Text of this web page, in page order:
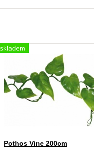
skladem
Pothos Vine 200cm